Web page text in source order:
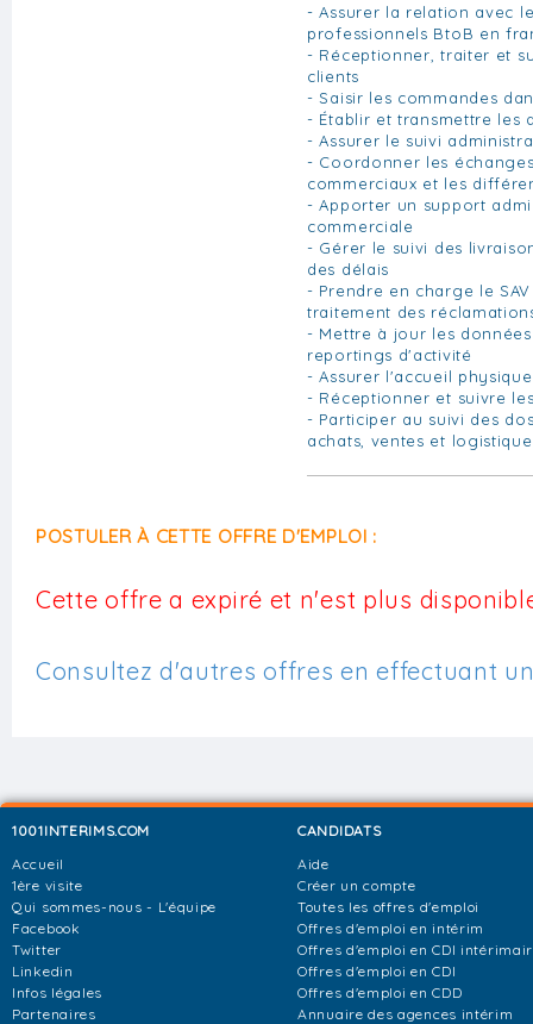
- Assurer la relation avec
professionnels BtoB en
- Réceptionner, traiter et
clients
- Saisir les commandes
- Établir et transmettre les
- Assurer le suivi
- Coordonner les
commerciaux et les
- Apporter un support
commerciale
- Gérer le suivi des
des délais
- Prendre en charge le
traitement des
- Mettre à jour les
reportings d'activité
- Assurer l'accueil
- Réceptionner et suivre
- Participer au suivi des
achats, ventes et logistique
POSTULER À CETTE OFFRE D'EMPLOI :
Cette offre a expiré et n'est plus
Consultez d'autres offres en effectuant
1001INTERIMS.COM
Accueil
1ère visite
Qui sommes-nous - L'équipe
Facebook
Twitter
Linkedin
Infos légales
Partenaires
CANDIDATS
Aide
Créer un compte
Toutes les offres d'emploi
Offres d'emploi en intérim
Offres d'emploi en CDI
Offres d'emploi en CDI
Offres d'emploi en CDD
Annuaire des agences intérim